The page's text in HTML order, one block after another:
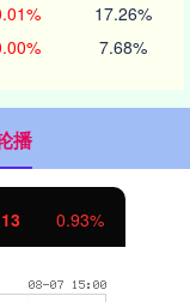
17.26%
7.68%
播
1.01%